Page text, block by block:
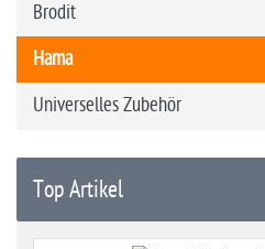
Brodit
Hama
Universelles Zubehör
Top Artikel